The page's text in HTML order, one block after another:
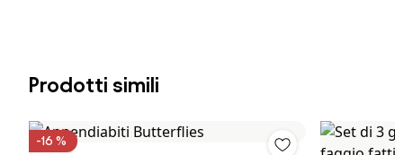
Prodotti simili
-16 %